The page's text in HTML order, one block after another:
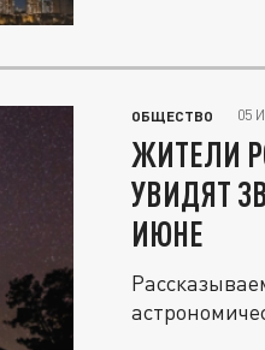
ОБЩЕСТВО 05
ЖИТЕЛИ
УВИДЯТ
ИЮНЕ